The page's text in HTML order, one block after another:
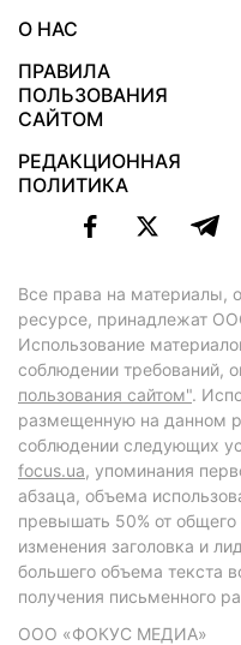
О НАС
ПРАВИЛА
ПОЛЬЗОВАНИЯ
САЙТОМ
РЕДАКЦИОННАЯ
ПОЛИТИКА
Все права на материалы,
ресурсе, принадлежат
Использование
соблюдении требований,
пользования сайтом".
размещенную на данном
соблюдении следующих
focus.ua, упоминания
абзаца, объема
превышать 50% от общего
изменения заголовка и
большего объема текста
получения письменного
ООО «ФОКУС МЕДИА»